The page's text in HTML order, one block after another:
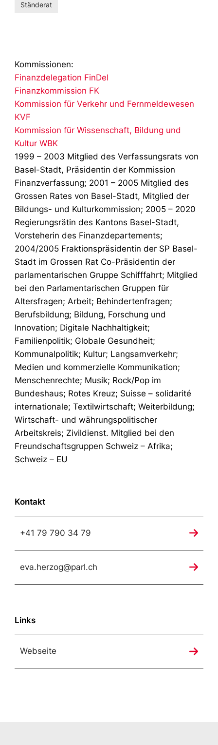
Ständerat
Kommissionen:
Finanzdelegation FinDel
Finanzkommission FK
Kommission für Verkehr und Fernmeldewesen
KVF
Kommission für Wissenschaft, Bildung und
Kultur WBK
1999 – 2003 Mitglied des Verfassungsrats von
Basel-Stadt, Präsidentin der Kommission
Finanzverfassung; 2001 – 2005 Mitglied des
Grossen Rates von Basel-Stadt, Mitglied der
Bildungs- und Kulturkommission; 2005 – 2020
Regierungsrätin des Kantons Basel-Stadt,
Vorsteherin des Finanzdepartements;
2004/2005 Fraktionspräsidentin der SP Basel-
Stadt im Grossen Rat Co-Präsidentin der
parlamentarischen Gruppe Schifffahrt; Mitglied
bei den Parlamentarischen Gruppen für
Altersfragen; Arbeit; Behindertenfragen;
Berufsbildung; Bildung, Forschung und
Innovation; Digitale Nachhaltigkeit;
Familienpolitik; Globale Gesundheit;
Kommunalpolitik; Kultur; Langsamverkehr;
Medien und kommerzielle Kommunikation;
Menschenrechte; Musik; Rock/Pop im
Bundeshaus; Rotes Kreuz; Suisse – solidarité
internationale; Textilwirtschaft; Weiterbildung;
Wirtschaft- und währungspolitischer
Arbeitskreis; Zivildienst. Mitglied bei den
Freundschaftsgruppen Schweiz – Afrika;
Schweiz – EU
Kontakt
+41 79 790 34 79
eva.herzog@parl.ch
Links
Webseite